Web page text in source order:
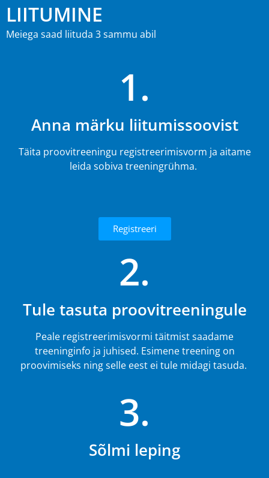
LIITUMINE
Meiega saad liituda 3 sammu abil
1.
Anna märku liitumissoovist
Täita proovitreeningu registreerimisvorm ja aitame
leida sobiva treeningrühma.
Registreeri
2.
Tule tasuta proovitreeningule
Peale registreerimisvormi täitmist saadame
treeninginfo ja juhised. Esimene treening on
proovimiseks ning selle eest ei tule midagi tasuda.
3.
Sõlmi leping